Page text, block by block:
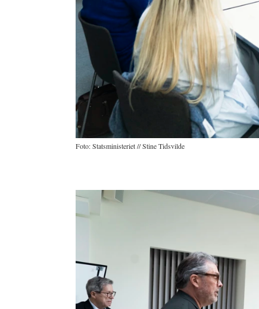
Foto: Statsministeriet // Stine Tidsvilde